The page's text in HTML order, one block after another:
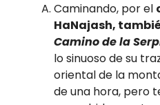
Caminando, por el
HaNajash,
Camino de la
lo sinuoso de su
oriental de la
de una hora, pero